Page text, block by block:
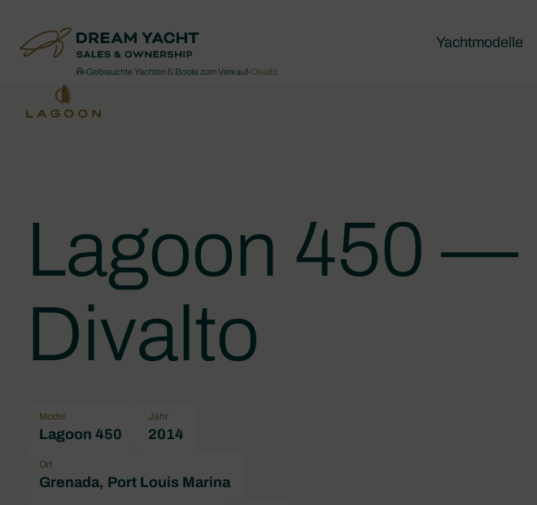
Yachtmodelle
›Gebrauchte Yachten & Boote zum Verkauf›Divalto
Lagoon 450 —
Divalto
Model
Lagoon 450
Jahr
2014
Ort
Grenada, Port Louis Marina